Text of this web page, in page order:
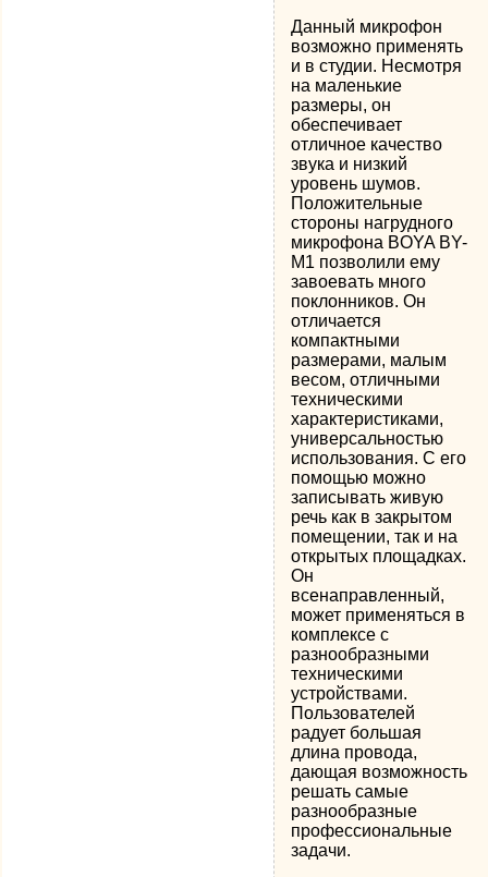
Данный микрофон
возможно применять
и в студии. Несмотря
на маленькие
размеры, он
обеспечивает
отличное качество
звука и низкий
уровень шумов.
Положительные
стороны нагрудного
микрофона BOYA BY-
M1 позволили ему
завоевать много
поклонников. Он
отличается
компактными
размерами, малым
весом, отличными
техническими
характеристиками,
универсальностью
использования. С его
помощью можно
записывать живую
речь как в закрытом
помещении, так и на
открытых площадках.
Он
всенаправленный,
может применяться в
комплексе с
разнообразными
техническими
устройствами.
Пользователей
радует большая
длина провода,
дающая возможность
решать самые
разнообразные
профессиональные
задачи.